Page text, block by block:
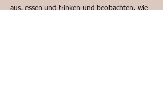
aus, essen und trinken und beobachten, wie